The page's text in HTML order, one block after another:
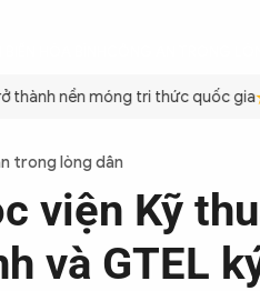
nền móng tri thức quốc gia
trong lòng dân
viện Kỹ
và GTEL